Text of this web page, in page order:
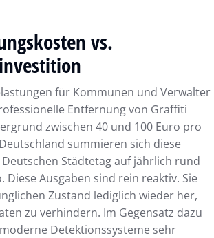
vs.
für Kommunen und Verwalter
Entfernung von Graffiti
zwischen 40 und 100 Euro pro
summieren sich diese
Städtetag auf jährlich rund
Diese Ausgaben sind rein reaktiv. Sie
Zustand lediglich wieder her,
zu verhindern. Im Gegensatz dazu
Detektionssysteme sehr